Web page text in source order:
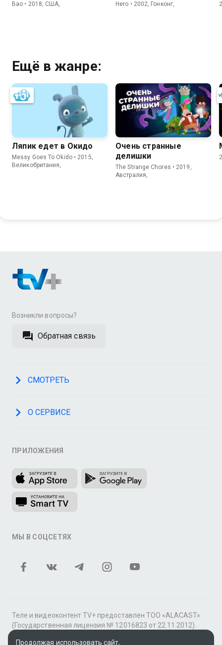
Bao • 2018, США, Hero • 2002, Гонконг,
Ещё в жанре:
Ляпик едет в Окидо
Messy Goes To Okido • 2015,
Великобритания,
Очень странные
делишки
The Strange Chores • 2019,
Австралия,
Возникли вопросы?
Обратная связь
СМОТРЕТЬ
О СЕРВИСЕ
ПРИЛОЖЕНИЯ
МЫ В СОЦСЕТЯХ
Теле и видеоконтент TV+ предоставлен ТОО «ALACAST»
(Государственная лицензия № 12016823 от 22.11.2012).
В рамках услуги «Видео по подписке» для «Пакета
Продолжая использовать сайт,